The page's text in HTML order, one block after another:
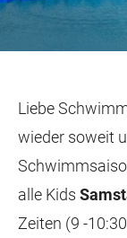
Liebe
wieder soweit
alle Kids
Zeiten (9 -